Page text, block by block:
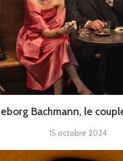
Bachmann, le
15 octobre 2024